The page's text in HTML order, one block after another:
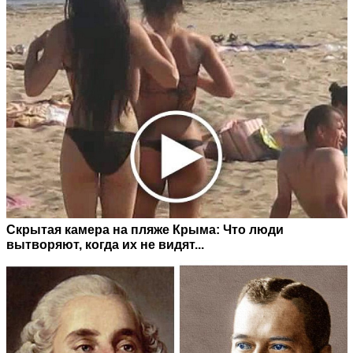
Скрытая камера на пляже Крыма: Что люди
вытворяют, когда их не видят...